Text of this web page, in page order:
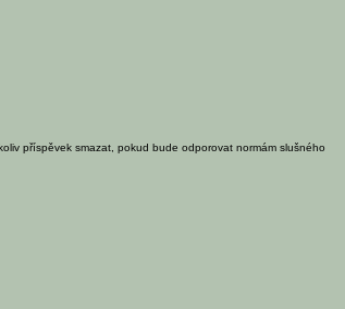
příspěvek smazat, pokud bude odporovat normám slušného